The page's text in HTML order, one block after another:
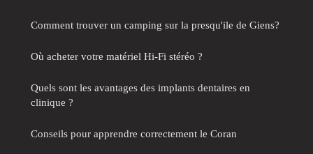
Comment trouver un camping sur la presqu'ile de Giens?
Où acheter votre matériel Hi-Fi stéréo ?
Quels sont les avantages des implants dentaires en
clinique ?
Conseils pour apprendre correctement le Coran